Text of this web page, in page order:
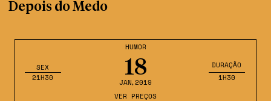
HUMOR
18
JAN,2019
SEX
21H30
DURAÇÃO
1H30
VER PREÇOS
Depois do Medo